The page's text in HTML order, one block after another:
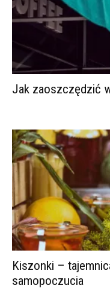
Jak zaoszczędzić
Kiszonki –
samopoczucia